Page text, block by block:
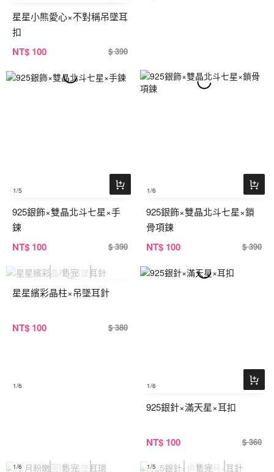
星星小熊愛心×不對稱吊墜耳
扣
NT$ 100 $ 390
1/5
925銀飾×雙晶北斗七星×手
鍊
NT$ 100 $ 390
1/6
925銀飾×雙晶北斗七星×鎖
骨項鍊
NT$ 100 $ 390
1/6
星星繽彩晶柱×吊墜耳針
NT$ 100 $ 380
1/6
925銀針×滿天星×耳扣
NT$ 100 $ 360
1/6 1/5